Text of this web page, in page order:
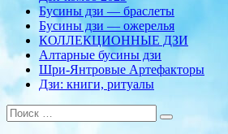
Бусины дзи — браслеты
Бусины дзи — ожерелья
КОЛЛЕКЦИОННЫЕ ДЗИ
Алтарные бусины дзи
Шри-Янтровые Артефакторы
Дзи: книги, ритуалы